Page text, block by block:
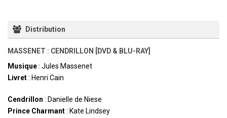
Distribution
MASSENET : CENDRILLON [DVD & BLU-RAY]
Musique: Jules Massenet
Livret: Henri Cain
Cendrillon : Danielle de Niese
Prince Charmant: Kate Lindsey